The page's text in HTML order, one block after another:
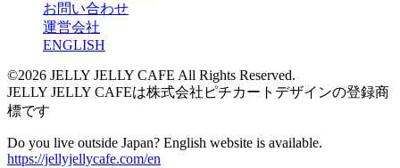
お問い合わせ
運営会社
ENGLISH
©2026 JELLY JELLY CAFE All Rights Reserved.
JELLY JELLY CAFEは株式会社ピチカートデザインの登録商
標です
Do you live outside Japan? English website is available.
https://jellyjellycafe.com/en